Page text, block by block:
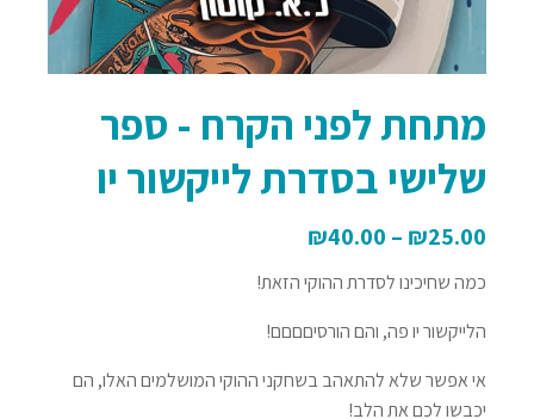
מתחת לפני הקרח - ספר
שלישי בסדרת לייקשור יו
₪25.00
–
₪40.00
כמה שחיכינו לסדרת ההוקי הזאת!
הלייקשור יו פה, והם הורסיםםםם!
אי אפשר שלא להתאהב בשחקני ההוקי המושלמים האלו, הם
יכבשו לכם את הלב!